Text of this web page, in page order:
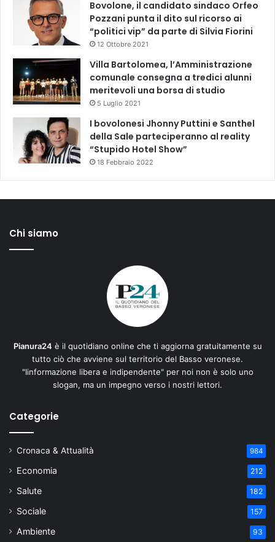
Bovolone, il candidato sindaco Orfeo
Pozzani punta il dito sul ricorso ai
“politici vip” da parte di Silvia Fiorini
12 Ottobre 2021
Villa Bartolomea, l’Amministrazione
comunale consegna a tredici alunni
meritevoli una borsa di studio
5 Luglio 2021
I bovolonesi Jhonny Puttini e Santhel
della Sale parteciperanno al reality
“Stupido Hotel Show”
18 Febbraio 2022
Chi siamo
Pianura24 è il quotidiano online che ti aggiorna gratuitamente su
tutto ciò che avviene sul territorio del Basso veronese.
"Iinformazione libera e indipendente" per noi non è solo uno
slogan, ma un impegno verso i nostri lettori.
Categorie
Cronaca & Attualità 984
Economia 212
Salute 182
Sociale 157
Ambiente 93